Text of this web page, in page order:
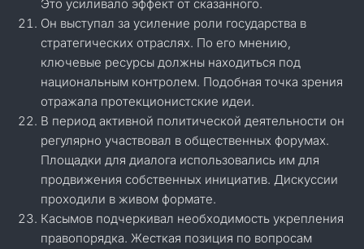
Это усиливало эффект от сказанного.
Он выступал за усиление роли государства в
стратегических отраслях. По его мнению,
ключевые ресурсы должны находиться под
национальным контролем. Подобная точка зрения
отражала протекционистские идеи.
В период активной политической деятельности он
регулярно участвовал в общественных форумах.
Площадки для диалога использовались им для
продвижения собственных инициатив. Дискуссии
проходили в живом формате.
Касымов подчеркивал необходимость укрепления
правопорядка. Жесткая позиция по вопросам